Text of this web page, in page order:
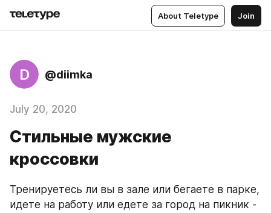
About Teletype Join
D @diimka
July 20, 2020
Стильные мужские
кроссовки
Тренируетесь ли вы в зале или бегаете в парке,
идете на работу или едете за город на пикник -